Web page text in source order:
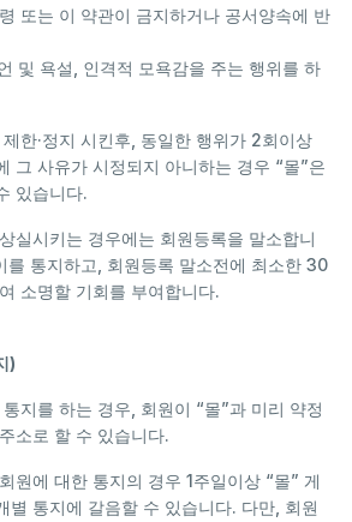
또는 이 약관이 금지하거나 공서양속에 반
및 욕설, 인격적 모욕감을 주는 행위를 하
한·정지 시킨후, 동일한 행위가 2회이상
그 사유가 시정되지 아니하는 경우 “몰”은
있습니다.
실시키는 경우에는 회원등록을 말소합니
를 통지하고, 회원등록 말소전에 최소한 30
소명할 기회를 부여합니다.
)
지를 하는 경우, 회원이 “몰”과 미리 약정
소로 할 수 있습니다.
원에 대한 통지의 경우 1주일이상 “몰” 게
별 통지에 갈음할 수 있습니다. 다만, 회원